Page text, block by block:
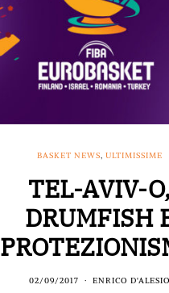
BASKET NEWS, ULTIMISSIME
TEL-AVIV-
DRUMFISH
02/09/2017 ENRICO D'ALESIO